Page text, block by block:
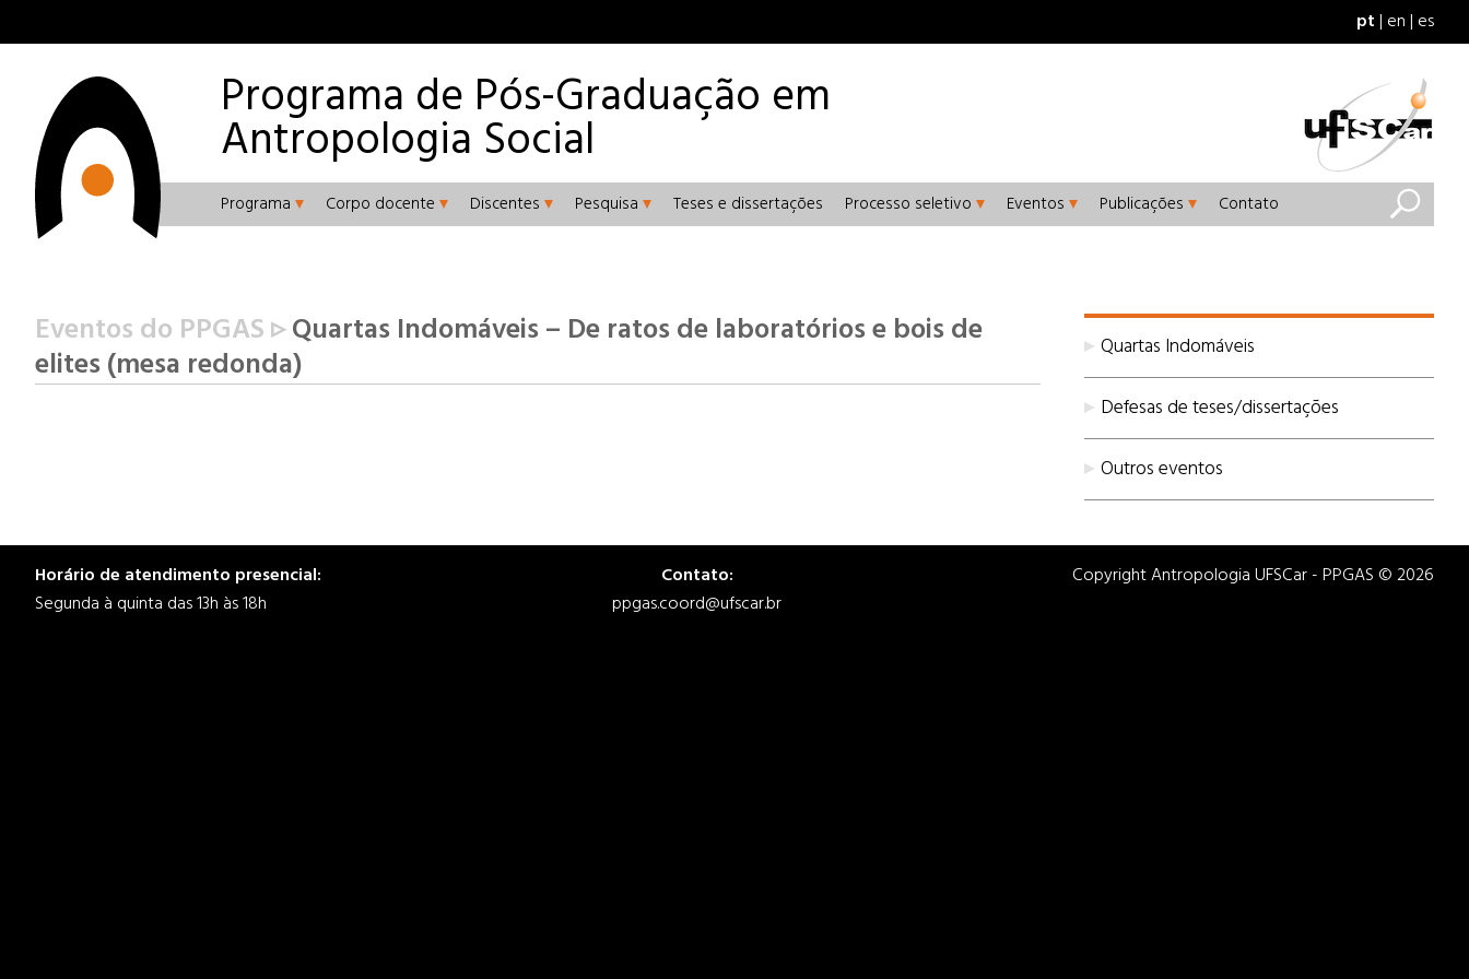
pt en es
Programa de Pós-Graduação em
Antropologia Social
Programa Corpo docente Discentes Pesquisa Teses e dissertações Processo seletivo Eventos Publicações Contato
Eventos do PPGAS ▹Quartas Indomáveis – De ratos de laboratórios e bois de
elites (mesa redonda)
Quartas Indomáveis
Defesas de teses/dissertações
Outros eventos
Horário de atendimento presencial:
Segunda à quinta das 13h às 18h
Contato:
ppgas.coord@ufscar.br
Copyright Antropologia UFSCar - PPGAS © 2026